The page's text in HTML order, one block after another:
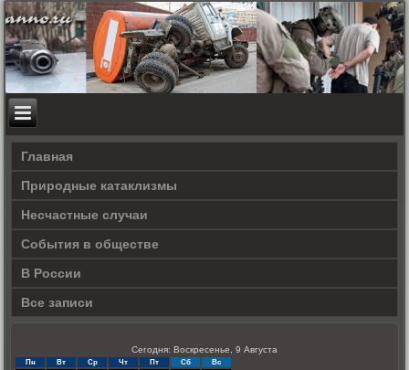
Главная
Природные катаклизмы
Несчастные случаи
События в обществе
В России
Все записи
Сегодня: Воскресенье, 9 Августа
Пн Вт Ср Чт Пт Сб Вс